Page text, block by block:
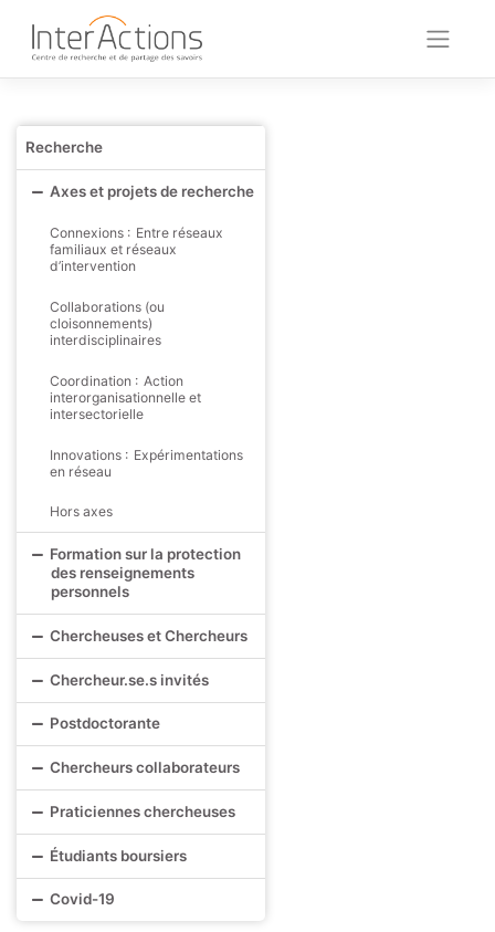
content
Recherche
Axes et projets de recherche
Connexions : Entre réseaux
familiaux et réseaux
d’intervention
Collaborations (ou
cloisonnements)
interdisciplinaires
Coordination : Action
interorganisationnelle et
intersectorielle
Innovations : Expérimentations
en réseau
Hors axes
Formation sur la protection
des renseignements
personnels
Chercheuses et Chercheurs
Chercheur.se.s invités
Postdoctorante
Chercheurs collaborateurs
Praticiennes chercheuses
Étudiants boursiers
Covid-19